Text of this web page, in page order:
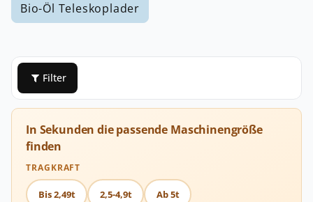
Bio-Öl Teleskoplader
Filter
In Sekunden die passende Maschinengröße
finden
TRAGKRAFT
Bis 2,49t 2,5-4,9t Ab 5t